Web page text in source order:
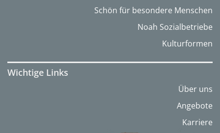
Schön für besondere Menschen
Noah Sozialbetriebe
Kulturformen
Wichtige Links
Über uns
Angebote
Karriere